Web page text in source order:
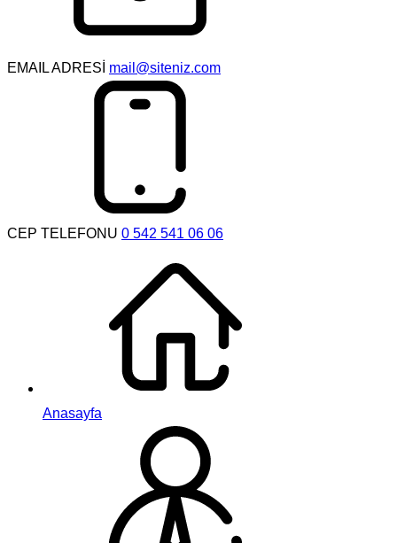
EMAIL ADRESİ mail@siteniz.com
CEP TELEFONU 0 542 541 06 06
Anasayfa